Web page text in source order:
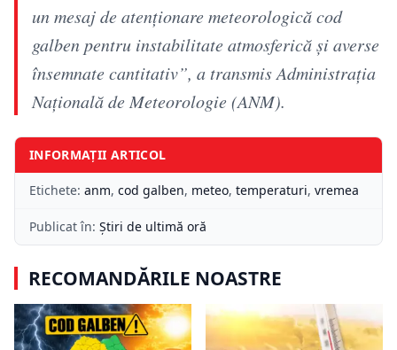
un mesaj de atenționare meteorologică cod
galben pentru instabilitate atmosferică și averse
însemnate cantitativ”, a transmis Administrația
Națională de Meteorologie (ANM).
INFORMAȚII ARTICOL
Etichete: anm, cod galben, meteo, temperaturi, vremea
Publicat în: Știri de ultimă oră
RECOMANDĂRILE NOASTRE